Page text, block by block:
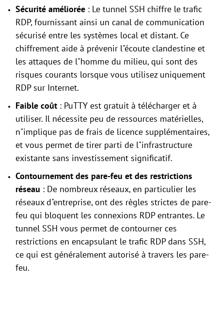
Sécurité améliorée : Le tunnel SSH chiffre le trafic
RDP, fournissant ainsi un canal de communication
sécurisé entre les systèmes local et distant. Ce
chiffrement aide à prévenir l"écoute clandestine et
les attaques de l"homme du milieu, qui sont des
risques courants lorsque vous utilisez uniquement
RDP sur Internet.
Faible coût : PuTTY est gratuit à télécharger et à
utiliser. Il nécessite peu de ressources matérielles,
n"implique pas de frais de licence supplémentaires,
et vous permet de tirer parti de l"infrastructure
existante sans investissement significatif.
Contournement des pare-feu et des restrictions
réseau : De nombreux réseaux, en particulier les
réseaux d"entreprise, ont des règles strictes de pare-
feu qui bloquent les connexions RDP entrantes. Le
tunnel SSH vous permet de contourner ces
restrictions en encapsulant le trafic RDP dans SSH,
ce qui est généralement autorisé à travers les pare-
feu.